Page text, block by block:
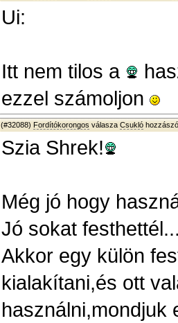
Ui:
Itt nem tilos a
ezzel számoljon
(#32088) Fordítókorongos válasza Csukló
Szia Shrek!
Még jó hogy
Jó sokat
Akkor egy külön
kialakítani,és ott
használni,mondjuk